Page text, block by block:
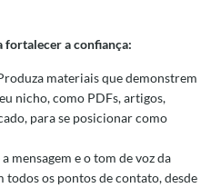
fortalecer a confiança:
materiais que demonstrem
nicho, como PDFs, artigos,
para se posicionar como
mensagem e o tom de voz da
todos os pontos de contato, desde